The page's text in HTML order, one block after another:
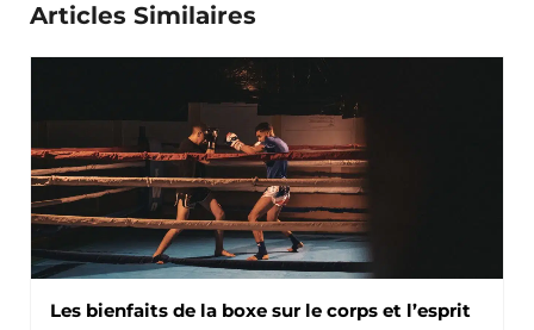
Articles Similaires
Les bienfaits de la boxe sur le corps et l’esprit